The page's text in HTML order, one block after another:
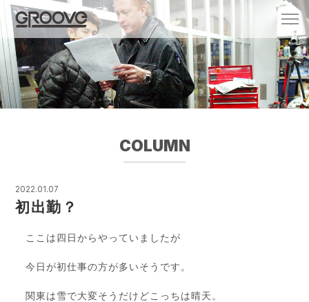
Groove 自転車 カフェ 輸入車・国産車のチ
ューニング/販売
COLUMN
2022.01.07
初出勤？
ここは四日からやっていましたが
今日が初仕事の方が多いそうです。
関東は雪で大変そうだけどこっちは晴天。